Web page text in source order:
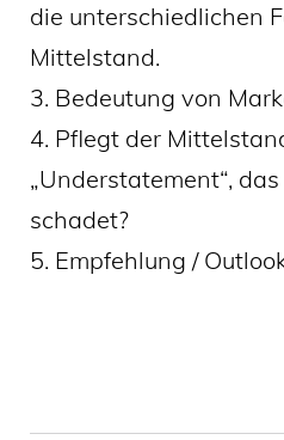
die unterschiedlichen
Mittelstand.
3. Bedeutung von
4. Pflegt der
„Understatement“,
schadet?
5. Empfehlung /